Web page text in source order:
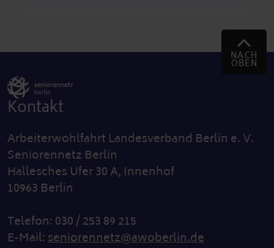
NACH
OBEN
Kontakt
Arbeiterwohlfahrt Landesverband Berlin e. V.
Seniorennetz Berlin
Hallesches Ufer 30 A, Innenhof
10963 Berlin
Telefon: 030 / 253 89 215
E-Mail:seniorennetz@awoberlin.de